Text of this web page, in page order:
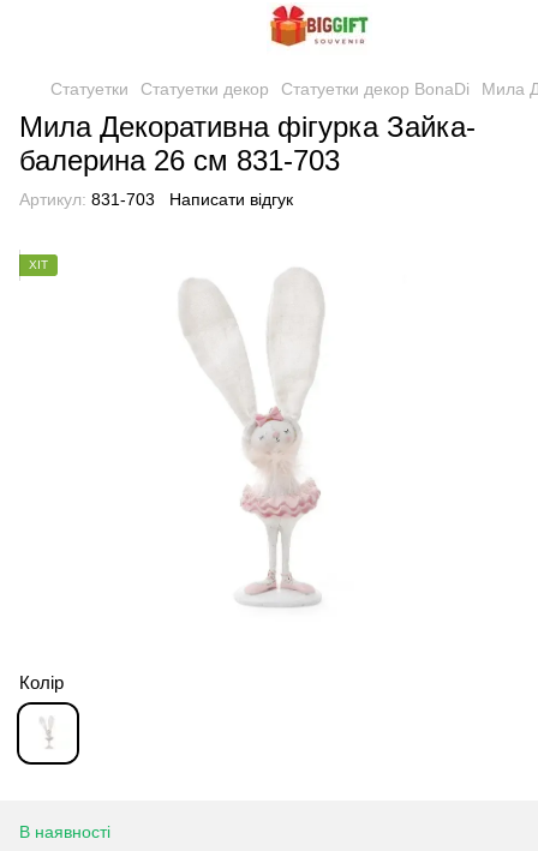
Статуетки Статуетки декор Статуетки декор BonaDi Мила
Мила Декоративна фігурка Зайка-
балерина 26 см 831-703
Артикул: 831-703 Написати відгук
ХІТ
Колір
В наявності